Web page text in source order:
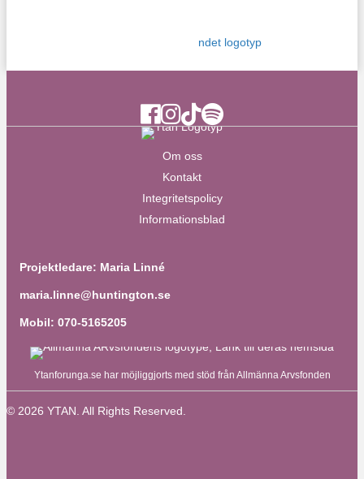
Ytan Facebook
Ytan Instagram
Ytan TikTok
Ytan Spotify
Om oss
Kontakt
Integritetspolicy
Informationsblad
Projektledare: Maria Linné
maria.linne@huntington.se
Mobil: 070-5165205
Ytanforunga.se har möjliggjorts med stöd från Allmänna Arvsfonden
© 2026 YTAN. All Rights Reserved.